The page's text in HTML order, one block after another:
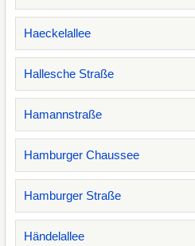
Haeckelallee
Hallesche Straße
Hamannstraße
Hamburger Chaussee
Hamburger Straße
Händelallee